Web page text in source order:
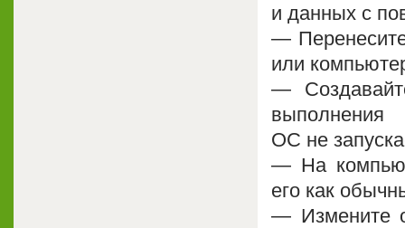
и данных с
—
или
—
ОС не
— На
его как
— Измените